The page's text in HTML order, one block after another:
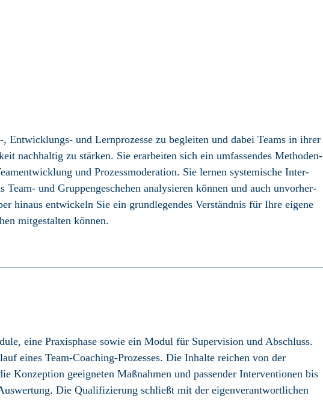
Entwicklungs- und Lern­prozesse zu begleiten und dabei Teams in ihrer
nachhaltig zu stärken. Sie erarbeiten sich ein umfassendes Methoden­
und Prozess­moderation. Sie lernen systemische Inter­
Team- und Gruppen­geschehen analysieren können und auch unvorher­
hinaus entwickeln Sie ein grund­legendes Verständnis für Ihre eigene
mitge­stalten können.
eine Praxis­phase sowie ein Modul für Super­vision und Abschluss.
eines Team-Coaching-Prozesses. Die Inhalte reichen von der
Konzeption geeigneten Maß­nahmen und passender Inter­ventionen bis
Die Qualifizierung schließt mit der eigen­verantwort­lichen